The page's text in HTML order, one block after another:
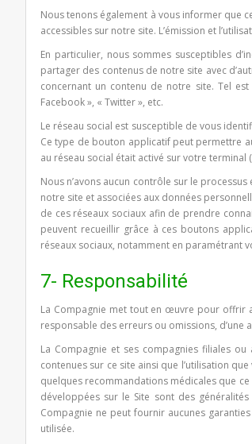
Nous tenons également à vous informer que
accessibles sur notre site. L’émission et
En particulier, nous sommes susceptibles
partager des contenus de notre site avec
concernant un contenu de notre site. Tel
Facebook », « Twitter », etc.
Le réseau social est susceptible de vous
Ce type de bouton applicatif peut permettre
au réseau social était activé sur votre
Nous n’avons aucun contrôle sur le
notre site et associées aux données
de ces réseaux sociaux afin de prendre
peuvent recueillir grâce à ces boutons
réseaux sociaux, notamment en paramétrant
7- Responsabilité
La Compagnie met tout en œuvre pour offrir
responsable des erreurs ou omissions,
La Compagnie et ses compagnies filiales
contenues sur ce site ainsi que l’utilisation
quelques recommandations médicales que
développées sur le Site sont des
Compagnie ne peut fournir aucunes
utilisée.